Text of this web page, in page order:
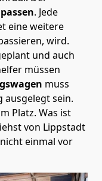
. Jede
eine weitere
wird.
und auch
müssen
muss
sein.
Platz. Was ist
von Lippstadt
einmal vor